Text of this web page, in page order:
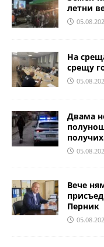
летни
На
срещу
Двама
Вече
Перник